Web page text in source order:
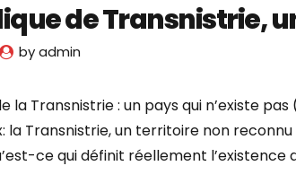
de Transnistrie,
by admin
la Transnistrie : un pays qui n’existe
la Transnistrie, un territoire non
ce qui définit réellement l’existence